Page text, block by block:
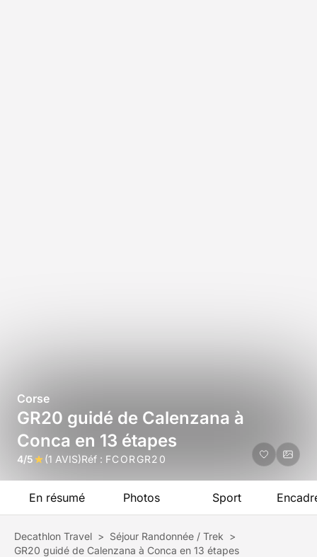
Corse
GR20 guidé de Calenzana à
Conca en 13 étapes
4/5 (1 AVIS)Réf : FCORGR20
En résumé Photos Sport
Decathlon Travel > Séjour Randonnée / Trek >
GR20 guidé de Calenzana à Conca en 13 étapes